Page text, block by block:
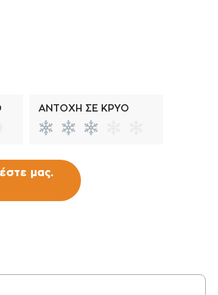
ΑΝΤΟΧΗ ΣΕ ΚΡΥΟ
μας.